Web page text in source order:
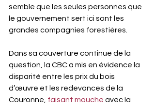
semble que les seules personnes que
le gouvernement sert ici sont les
grandes compagnies forestières.
Dans sa couverture continue de la
question, la CBC a mis en évidence la
disparité entre les prix du bois
d’œuvre et les redevances de la
Couronne, faisant mouche avec la